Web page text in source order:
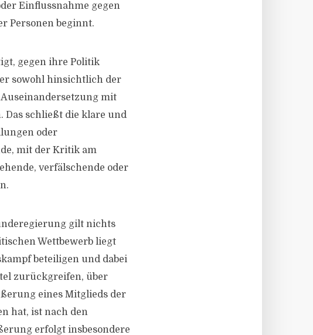
Einflussnahme gegen
Personen beginnt.
gegen ihre Politik
sowohl hinsichtlich der
mit
Das schließt die klare und
oder
mit der Kritik am
verfälschende oder
gilt nichts
Wettbewerb liegt
beteiligen und dabei
zurückgreifen, über
eines Mitglieds der
hat, ist nach den
erfolgt insbesondere